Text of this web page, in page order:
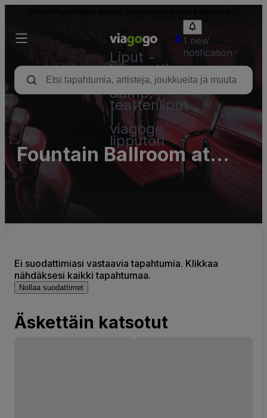
Liput -
konsertti,
urheilu
&amp;
teatteriliput
viagogo
lipputori
1 new
notification
Fountain Ballroom at
Detroit Masonic Temple
Ei suodattimiasi vastaavia tapahtumia. Klikkaa
nähdäksesi kaikki tapahtumaa.
Nollaa suodattimet
Äskettäin katsotut